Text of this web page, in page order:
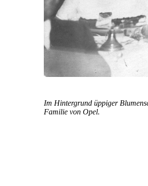
Im Hintergrund üppiger
Familie von Opel.